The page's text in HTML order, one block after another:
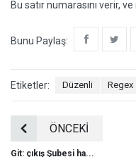
Bu satır numarasını verir,
Bunu Paylaş:
Etiketler: Düzenli Regex
ÖNCEKİ
Git: çıkış Şubesi ha...